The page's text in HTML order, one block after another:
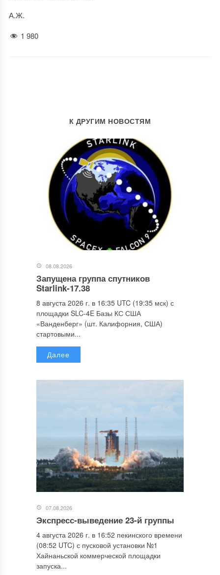
А.Ж.
1 980
К ДРУГИМ НОВОСТЯМ
08.08.2026
Запущена группа спутников
Starlink-17.38
8 августа 2026 г. в 16:35 UTC (19:35 мск) с
площадки SLC-4E Базы КС США
«Ванденберг» (шт. Калифорния, США)
стартовыми...
Далее
07.08.2026
Экспресс-выведение 23-й группы
4 августа 2026 г. в 16:52 пекинского времени
(08:52 UTC) с пусковой установки №1
Хайнаньской коммерческой площадки
запуска...